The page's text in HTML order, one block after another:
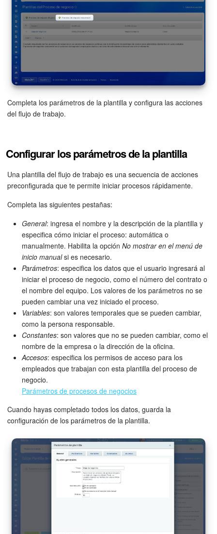
CRM + Online store
Tienda CRM
Base de conocimientos
Firma electrónica
Automatización
Flujos de trabajo
Gestión del inventario
Telefonía
Widget del empleado
Configuraciones de la cuenta
Bitrix24 En Premisa
Bitrix24 Messenger
Preguntas generales
Actualización de los artículos (archivo)
EMPEZAR GRATIS
Completa los parámetros de la plantilla y configura las acciones
del flujo de trabajo.
Configurar los parámetros de la plantilla
Una plantilla del flujo de trabajo es una secuencia de acciones
preconfigurada que te permite iniciar procesos rápidamente.
Completa las siguientes pestañas:
General: ingresa el nombre y la descripción de la plantilla y
especifica cómo iniciar el proceso: automática o
manualmente. Habilita la opción No mostrar en el menú de
inicio manualsi es necesario.
Parámetros: especifica los datos que el usuario ingresará al
iniciar el proceso de negocio, como el número del contrato o
el nombre del equipo. Los valores de los parámetros no se
pueden cambiar una vez iniciado el proceso.
Variables: son valores temporales que se pueden cambiar,
como la persona responsable.
Constantes: son valores que no se pueden cambiar, como el
nombre de la empresa o la dirección de la oficina.
Accesos: especifica los permisos de acceso para los
empleados que trabajan con esta plantilla del proceso de
negocio.
Parámetros de procesos de negocios
Cuando hayas completado todos los datos, guarda la
configuración de los parámetros de la plantilla.